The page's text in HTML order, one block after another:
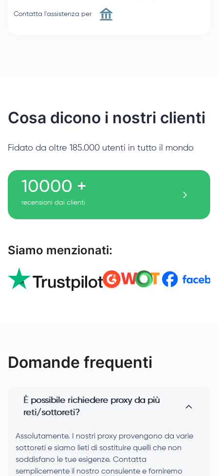
Contatta l'assistenza per
Cosa dicono i nostri clienti
Fidato da oltre 185.000 utenti in tutto il mondo
10000 +
recensioni dai clienti
Siamo menzionati:
Domande frequenti
È possibile richiedere proxy da più
reti/sottoreti?
Assolutamente. I nostri proxy provengono da varie
sottoreti e siamo lieti di sostituire quelli che non
soddisfano le tue esigenze. Contatta
semplicemente il nostro consulente e forniremo